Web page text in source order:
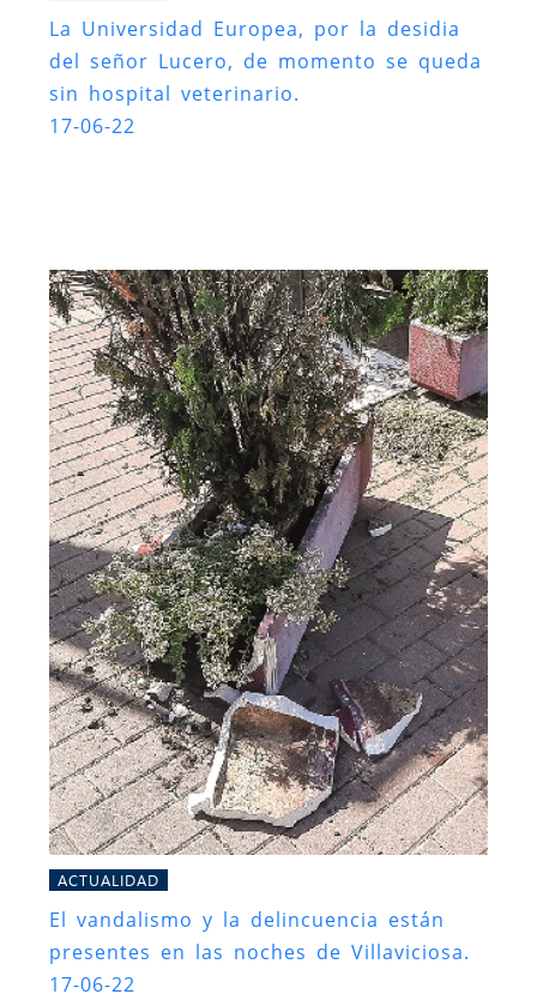
La Universidad Europea, por la desidia
del señor Lucero, de momento se queda
sin hospital veterinario.
17-06-22
ACTUALIDAD
El vandalismo y la delincuencia están
presentes en las noches de Villaviciosa.
17-06-22